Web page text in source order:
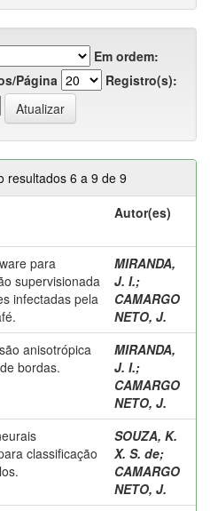
Em ordem:
Página
Registro(s):
resultados 6 a 9 de 9
Autor(es)
para
supervisionada
infectadas pela
MIRANDA,
J. I.;
CAMARGO
NETO, J.
anisotrópica
bordas.
MIRANDA,
J. I.;
CAMARGO
NETO, J.
classificação
SOUZA, K.
X. S. de;
CAMARGO
NETO, J.